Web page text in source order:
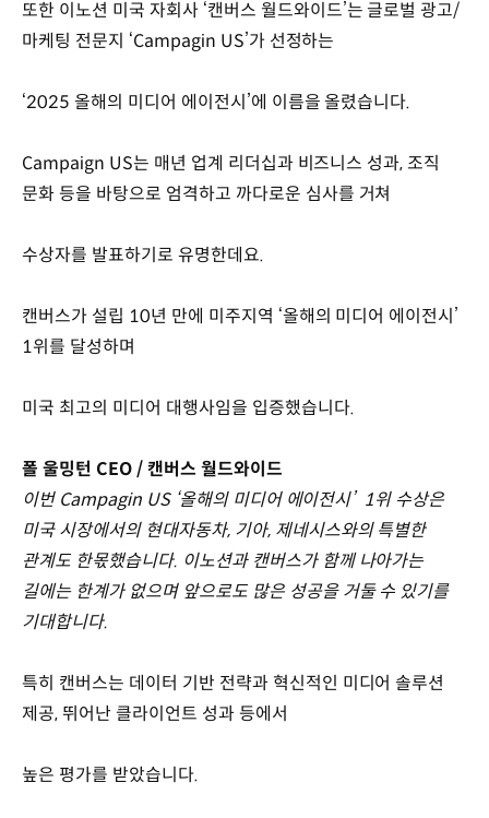
또한 이노션 미국 자회사 ‘캔버스 월드와이드’는 글로벌 광고/
마케팅 전문지 ‘Campagin US’가 선정하는
‘2025 올해의 미디어 에이전시’에 이름을 올렸습니다.
Campaign US는 매년 업계 리더십과 비즈니스 성과, 조직
문화 등을 바탕으로 엄격하고 까다로운 심사를 거쳐
수상자를 발표하기로 유명한데요.
캔버스가 설립 10년 만에 미주지역 ‘올해의 미디어 에이전시’
1위를 달성하며
미국 최고의 미디어 대행사임을 입증했습니다.
폴 울밍턴 CEO / 캔버스 월드와이드
이번 Campagin US ‘올해의 미디어 에이전시’ 1위 수상은
미국 시장에서의 현대자동차, 기아, 제네시스와의 특별한
관계도 한몫했습니다. 이노션과 캔버스가 함께 나아가는
길에는 한계가 없으며 앞으로도 많은 성공을 거둘 수 있기를
기대합니다.
특히 캔버스는 데이터 기반 전략과 혁신적인 미디어 솔루션
제공, 뛰어난 클라이언트 성과 등에서
높은 평가를 받았습니다.